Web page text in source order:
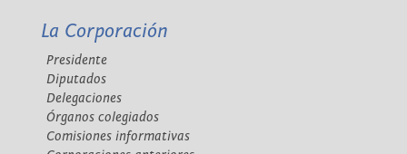
La Corporación
Presidente
Diputados
Delegaciones
Órganos colegiados
Comisiones informativas